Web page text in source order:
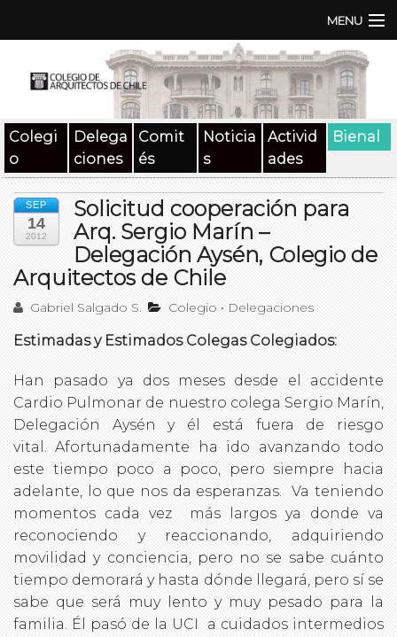
MENU
Documentos
SAT
Medios
Contacto
Buscar:
Colegi
o
Delega
ciones
Comit
és
Noticia
s
Activid
ades
Bienal
SEP
14
2012
Solicitud cooperación para
Arq. Sergio Marín –
Delegación Aysén, Colegio de
Arquitectos de Chile
Gabriel Salgado S. Colegio • Delegaciones
Estimadas y Estimados Colegas Colegiados:
Han pasado ya dos meses desde el accidente
Cardio Pulmonar de nuestro colega Sergio Marín,
Delegación Aysén y él está fuera de riesgo
vital. Afortunadamente ha ido avanzando todo
este tiempo poco a poco, pero siempre hacia
adelante, lo que nos da esperanzas. Va teniendo
momentos cada vez más largos ya donde va
reconociendo y reaccionando, adquiriendo
movilidad y conciencia, pero no se sabe cuánto
tiempo demorará y hasta dónde llegará, pero sí se
sabe que será muy lento y muy pesado para la
familia. Él pasó de la UCI a cuidados intermedios